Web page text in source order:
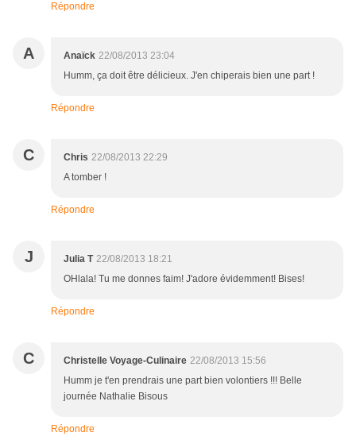
Répondre
A Anaïck 22/08/2013 23:04
Humm, ça doit être délicieux. J'en chiperais bien une part !
Répondre
C Chris 22/08/2013 22:29
A tomber !
Répondre
J Julia T 22/08/2013 18:21
OHlala! Tu me donnes faim! J'adore évidemment! Bises!
Répondre
C Christelle Voyage-Culinaire 22/08/2013 15:56
Humm je t'en prendrais une part bien volontiers !!! Belle
journée Nathalie Bisous
Répondre